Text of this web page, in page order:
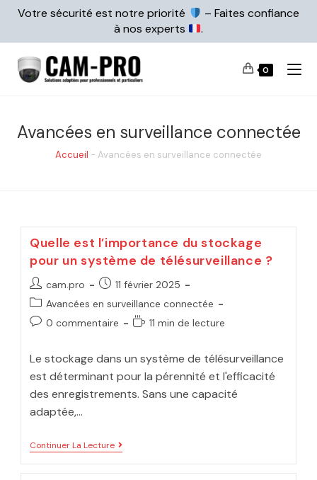
Votre sécurité est notre priorité
– Faites confiance
à nos experts
.
0
Avancées en surveillance connectée
Accueil - Avancées en surveillance connectée
Quelle est l’importance du stockage
pour un système de télésurveillance ?
cam.pro
11 février 2025
Avancées en surveillance connectée
0 commentaire
11 min de lecture
Le stockage dans un système de télésurveillance
est déterminant pour la pérennité et l'efficacité
des enregistrements. Sans une capacité
adaptée,…
Continuer La Lecture